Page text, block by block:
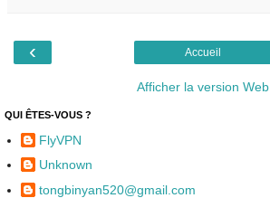
‹ Accueil
Afficher la version Web
QUI ÊTES-VOUS ?
FlyVPN
Unknown
tongbinyan520@gmail.com